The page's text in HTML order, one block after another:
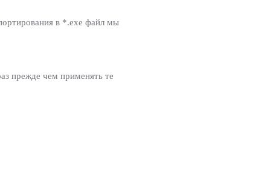
в *.exe файл мы
прежде чем применять те